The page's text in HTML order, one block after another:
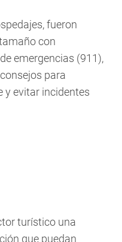
fueron
con
emergencias (911),
para
y evitar incidentes
turístico una
que puedan